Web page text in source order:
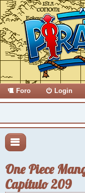
Foro Login
One Piece
Capítulo 209